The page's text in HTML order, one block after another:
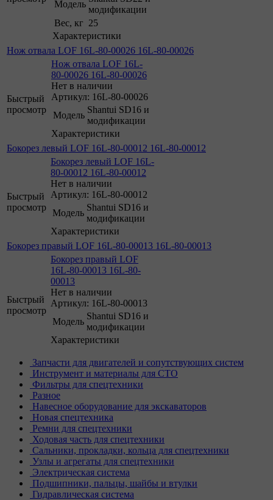
Модель
модификации
Вес, кг 25
Характеристики
Нож отвала LOF 16L-80-00026 16L-80-00026
Быстрый
просмотр
Нож отвала LOF 16L-
80-00026 16L-80-00026
Нет в наличии
Артикул: 16L-80-00026
Модель
Shantui SD16 и
модификации
Характеристики
Бокорез левый LOF 16L-80-00012 16L-80-00012
Быстрый
просмотр
Бокорез левый LOF 16L-
80-00012 16L-80-00012
Нет в наличии
Артикул: 16L-80-00012
Модель
Shantui SD16 и
модификации
Характеристики
Бокорез правый LOF 16L-80-00013 16L-80-00013
Быстрый
просмотр
Бокорез правый LOF
16L-80-00013 16L-80-
00013
Нет в наличии
Артикул: 16L-80-00013
Модель
Shantui SD16 и
модификации
Характеристики
Запчасти для двигателей и сопутствующих систем
Инструмент и материалы для СТО
Фильтры для спецтехники
Разное
Навесное оборудование для экскаваторов
Новая спецтехника
Ремни для спецтехники
Ходовая часть для спецтехники
Сальники, прокладки, кольца для спецтехники
Узлы и агрегаты для спецтехники
Электрическая система
Подшипники, пальцы, шайбы и втулки
Гидравлическая система